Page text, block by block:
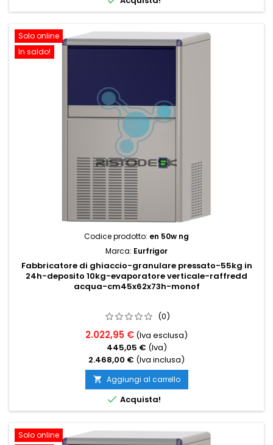
Solo online
In saldo!
Codice prodotto: en 50w ng
Marca: Eurfrigor
Fabbricatore di ghiaccio-granulare pressato-55kg in
24h-deposito 10kg-evaporatore verticale-raffredd
acqua-cm45x62x73h-monof
(0)
2.022,95 € (Iva esclusa)
445,05 € (Iva)
2.468,00 € (Iva inclusa)
 Aggiungi al carrello
 Acquista!
Solo online